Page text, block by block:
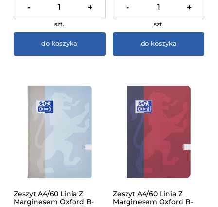
- +
szt.
do koszyka
- +
szt.
do koszyka
Zeszyt A4/60 Linia Z
Marginesem Oxford B-
Zeszyt A4/60 Linia Z
Marginesem Oxford B-